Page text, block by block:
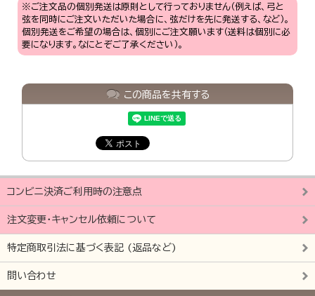
※ご注文品の個別発送は原則として行っておりません（例えば、弓と
弦を同時にご注文いただいた場合に、弦だけを先に発送する、など）。
個別発送をご希望の場合は、個別にご注文願います（送料は個別に必
要になります。なにとぞご了承ください）。
この商品を共有する
コンビニ決済ご利用時の注意点
注文変更・キャンセル依頼について
特定商取引法に基づく表記 (返品など)
問い合わせ